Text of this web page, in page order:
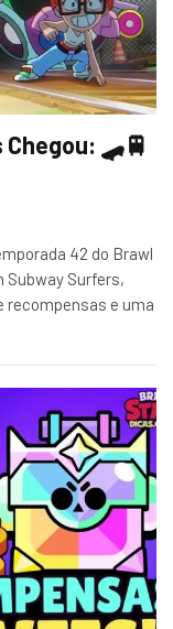
🛹🚆
42 do Brawl
Subway Surfers,
recompensas e uma